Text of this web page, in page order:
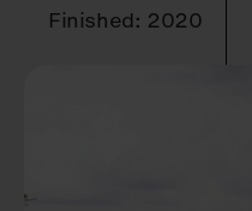
Finished: 2020